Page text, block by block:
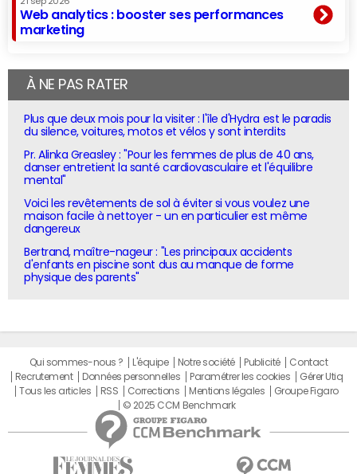
Web analytics : booster ses performances
marketing
À NE PAS RATER
Plus que deux mois pour la visiter : l'île d'Hydra est le paradis
du silence, voitures, motos et vélos y sont interdits
Pr. Alinka Greasley : "Pour les femmes de plus de 40 ans,
danser entretient la santé cardiovasculaire et l'équilibre
mental"
Voici les revêtements de sol à éviter si vous voulez une
maison facile à nettoyer - un en particulier est même
dangereux
Bertrand, maître-nageur : "Les principaux accidents
d'enfants en piscine sont dus au manque de forme
physique des parents"
Qui sommes-nous ? L'équipe Notre société Publicité
Contact
Recrutement
Données personnelles Paramétrer les cookies
Gérer Utiq
Tous les articles
RSS Corrections Mentions légales
Groupe Figaro
© 2025 CCM Benchmark